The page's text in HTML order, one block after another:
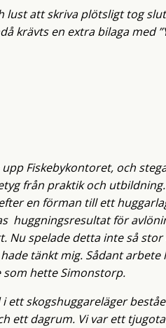
lust att skriva plötsligt tog
krävts en extra bilaga med
Fiskebykontoret, och
från praktik och
en förman till ett
huggningsresultat för
Nu spelade detta inte så
tänkt mig. Sådant
hette Simonstorp.
ett skogshuggareläger
ett dagrum. Vi var ett